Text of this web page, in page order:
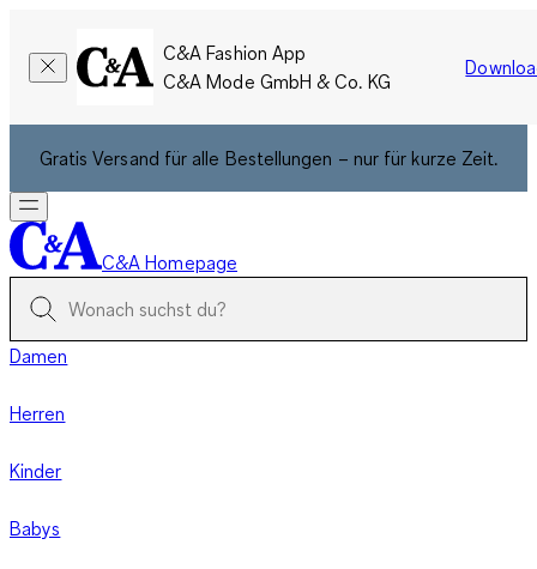
C&A Fashion App
C&A Mode GmbH & Co. KG
Gratis Versand für alle Bestellungen – nur für kurze Zeit.
C&A Homepage
Damen
Herren
Kinder
Babys